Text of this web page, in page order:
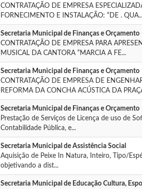
CONTRATAÇÃO DE EMPRESA
FORNECIMENTO E INSTALAÇÃO: “DE .
Secretaria Municipal de Finanças e Orçamento
CONTRATAÇÃO DE EMPRESA PARA
MUSICAL DA CANTORA “MARCIA A FE...
Secretaria Municipal de Finanças e Orçamento
CONTRATAÇÃO DE EMPRESA DE
REFORMA DA CONCHA ACÚSTICA DA
Secretaria Municipal de Finanças e Orçamento
Prestação de Serviços de Licença de uso de
Contabilidade Pública, e...
Secretaria Municipal de Assistência Social
Aquisição de Peixe In Natura, Inteiro, Tipo/
objetivando a dist...
Secretaria Municipal de Educação Cultura,